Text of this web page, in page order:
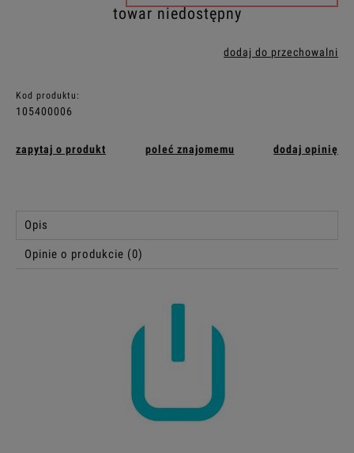
towar niedostępny
dodaj do przechowalni
Kod produktu:
105400006
zapytaj o produkt poleć znajomemu dodaj opinię
Opis
Opinie o produkcie (0)